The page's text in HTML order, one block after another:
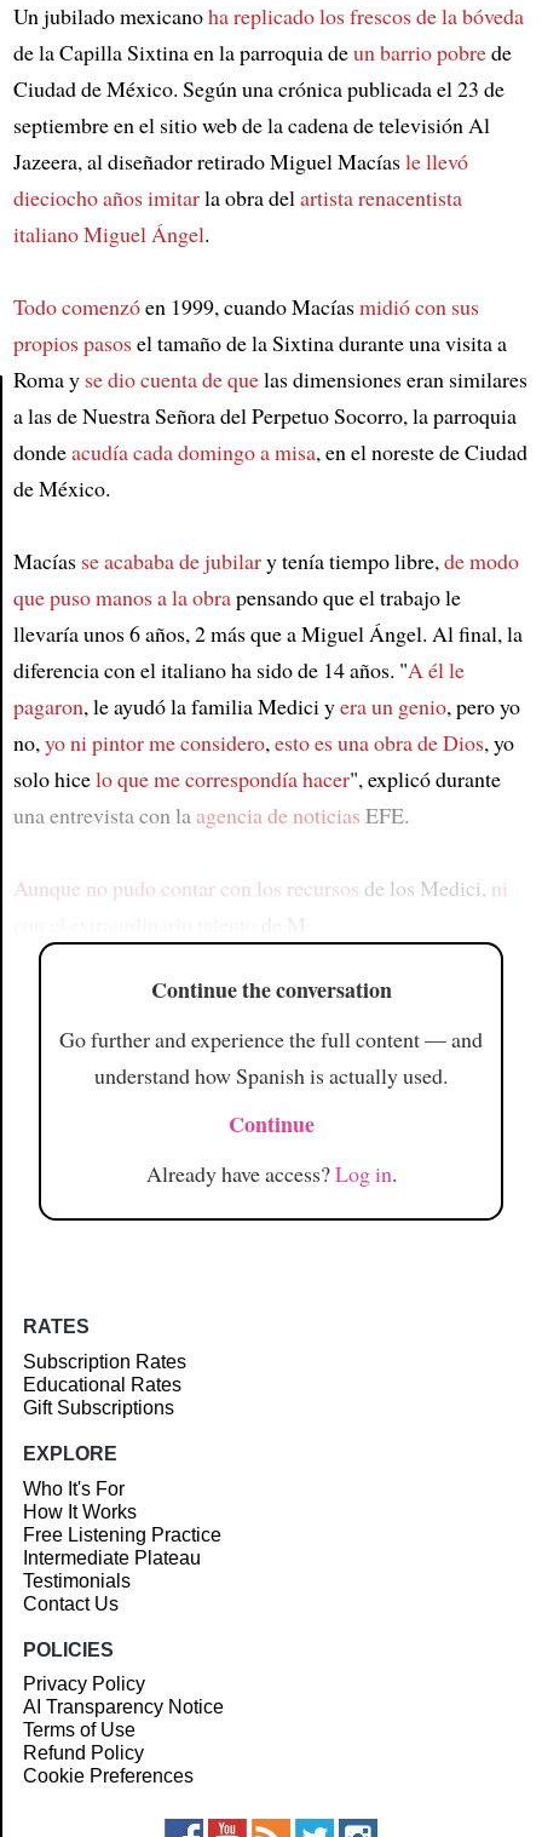
Article
Un jubilado mexicanoha replicado los frescos de la bóveda
de la Capilla Sixtina en la parroquia deun barrio pobrede
Ciudad de México. Según una crónica publicada el 23 de
septiembre en el sitio web de la cadena de televisión Al
Jazeera, al diseñador retirado Miguel Macíasle llevó
dieciocho años imitarla obra delartista renacentista
italianoMiguel Ángel.
Todo comenzóen 1999, cuando Macíasmidió con sus
propios pasosel tamaño de la Sixtina durante una visita a
Roma y se dio cuenta de quelas dimensiones eran similares
a las de Nuestra Señora del Perpetuo Socorro, la parroquia
dondeacudía cada domingo a misa, en el noreste de Ciudad
de México.
Macías se acababa de jubilary tenía tiempo libre,de modo
que puso manos a la obrapensando que el trabajo le
llevaría unos 6 años, 2 más que a Miguel Ángel. Al final, la
diferencia con el italiano ha sido de 14 años. "A él le
pagaron, le ayudó la familia Medici yera un genio, pero yo
no,yo ni pintor me considero,esto es una obra de Dios, yo
solo hicelo que me correspondía hacer", explicó durante
una entrevista con laagencia de noticias EFE.
Aunque no pudo contar con los recursos de los Medici, ni
Continue the conversation
Go further and experience the full content — and
understand how Spanish is actually used.
Continue
Already have access?Log in.
RATES
Subscription Rates
Educational Rates
Gift Subscriptions
EXPLORE
Who It's For
How It Works
Free Listening Practice
Intermediate Plateau
Testimonials
Contact Us
POLICIES
Privacy Policy
AI Transparency Notice
Terms of Use
Refund Policy
Cookie Preferences